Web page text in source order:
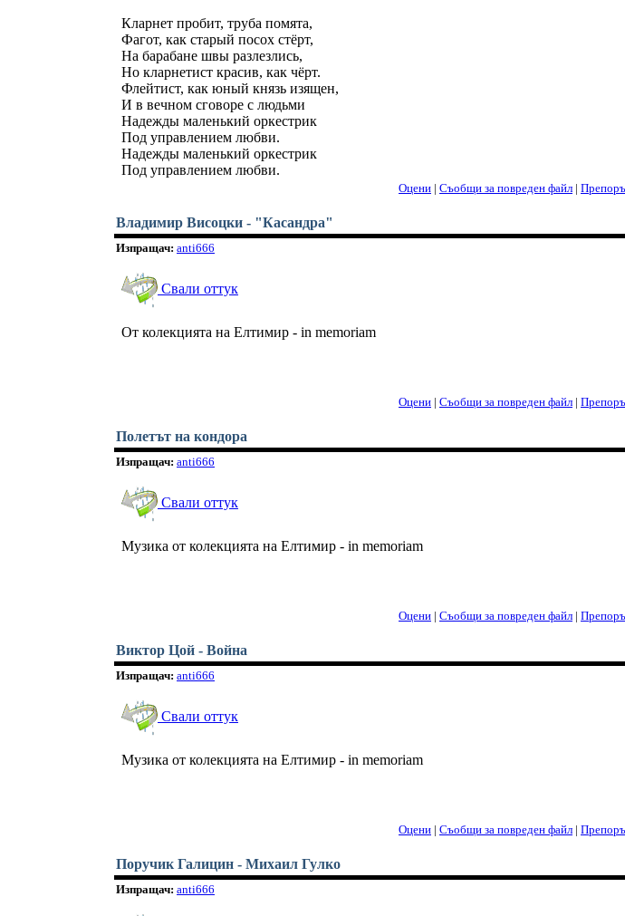
Кларнет пробит, труба помята,
Фагот, как старый посох стёрт,
На барабане швы разлезлись,
Но кларнетист красив, как чёрт.
Флейтист, как юный князь изящен,
И в вечном сговоре с людьми
Надежды маленький оркестрик
Под управлением любви.
Надежды маленький оркестрик
Под управлением любви.
Оцени | Съобщи за повреден файл |
Владимир Висоцки - "Касандра"
Изпращач: anti666
Свали оттук
От колекцията на Елтимир - in memoriam
Оцени | Съобщи за повреден файл |
Полетът на кондора
Изпращач: anti666
Свали оттук
Музика от колекцията на Елтимир - in memoriam
Оцени | Съобщи за повреден файл |
Виктор Цой - Война
Изпращач: anti666
Свали оттук
Музика от колекцията на Елтимир - in memoriam
Оцени | Съобщи за повреден файл |
Поручик Галицин - Михаил Гулко
Изпращач: anti666